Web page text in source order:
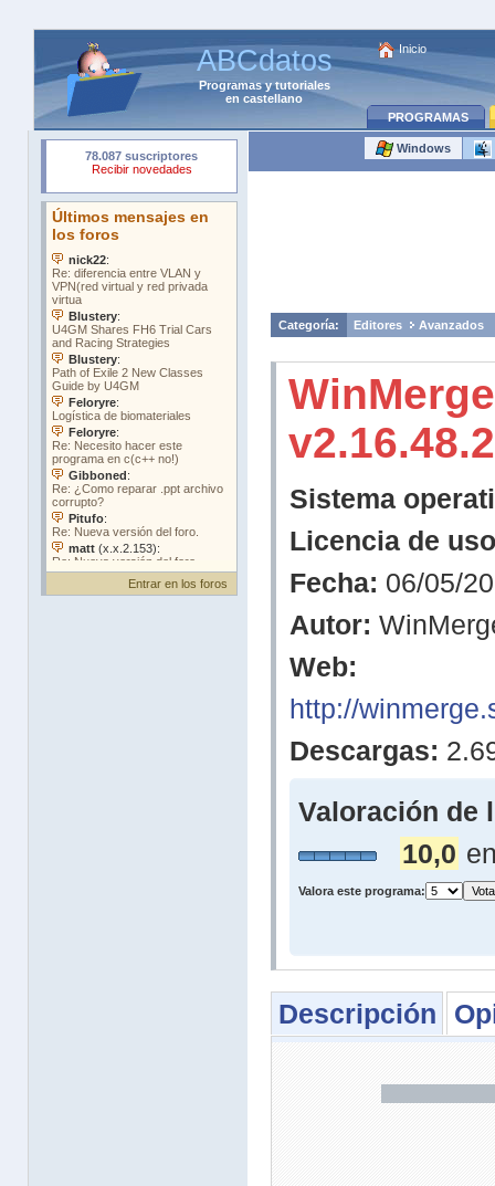
ABCdatos
Programasytutoriales
en castellano
Inicio
PROGRAMAS
Entrar en los foros
Windows
Categoría: Editores Avanzados
WinMerge
v2.16.48.2
Sistema
Licencia de
Fecha: 06/05/
Autor:
Web:
http://
Descargas:
Valoración de
10,0
Valora este programa:
Descripción